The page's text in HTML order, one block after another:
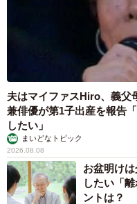
夫はマイファスHiro、義父
兼俳優が第1子出産を報告
したい」
まいどなトピック
2026.08.08
お盆明け
したい「
ントは？